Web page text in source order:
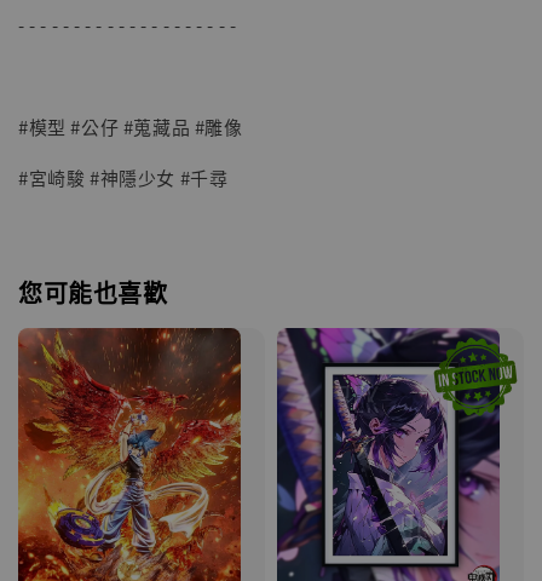
- - - - - - - - - - - - - - - - - - - -
#模型 #公仔 #蒐藏品 #雕像
#宮崎駿 #神隱少女 #千尋
您可能也喜歡